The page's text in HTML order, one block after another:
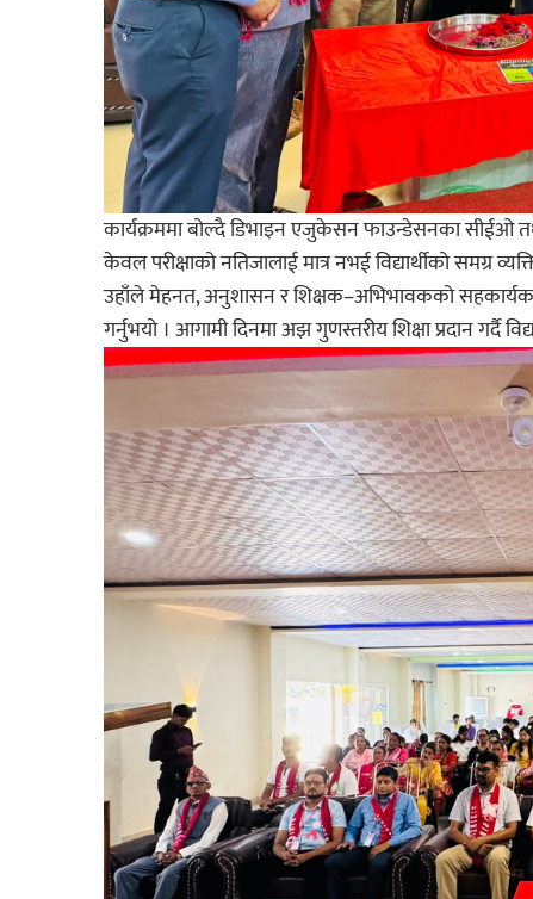
कार्यक्रममा बोल्दै डिभाइन एजुकेसन फाउन्डेसनका सीईओ
केवल परीक्षाको नतिजालाई मात्र नभई विद्यार्थीको समग्र
उहाँले मेहनत, अनुशासन र शिक्षक–अभिभावकको
गर्नुभयो । आगामी दिनमा अझ गुणस्तरीय शिक्षा प्रदान गर्दै